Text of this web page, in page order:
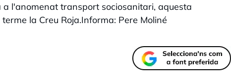
l'anomenat transport sociosanitari, aquesta
la Creu Roja.Informa: Pere Moliné